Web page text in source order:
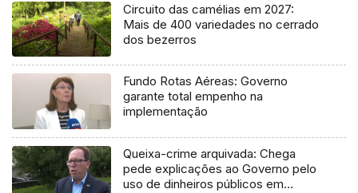
Circuito das camélias em 2027:
Mais de 400 variedades no cerrado
dos bezerros
Fundo Rotas Aéreas: Governo
garante total empenho na
implementação
Queixa-crime arquivada: Chega
pede explicações ao Governo pelo
uso de dinheiros públicos em